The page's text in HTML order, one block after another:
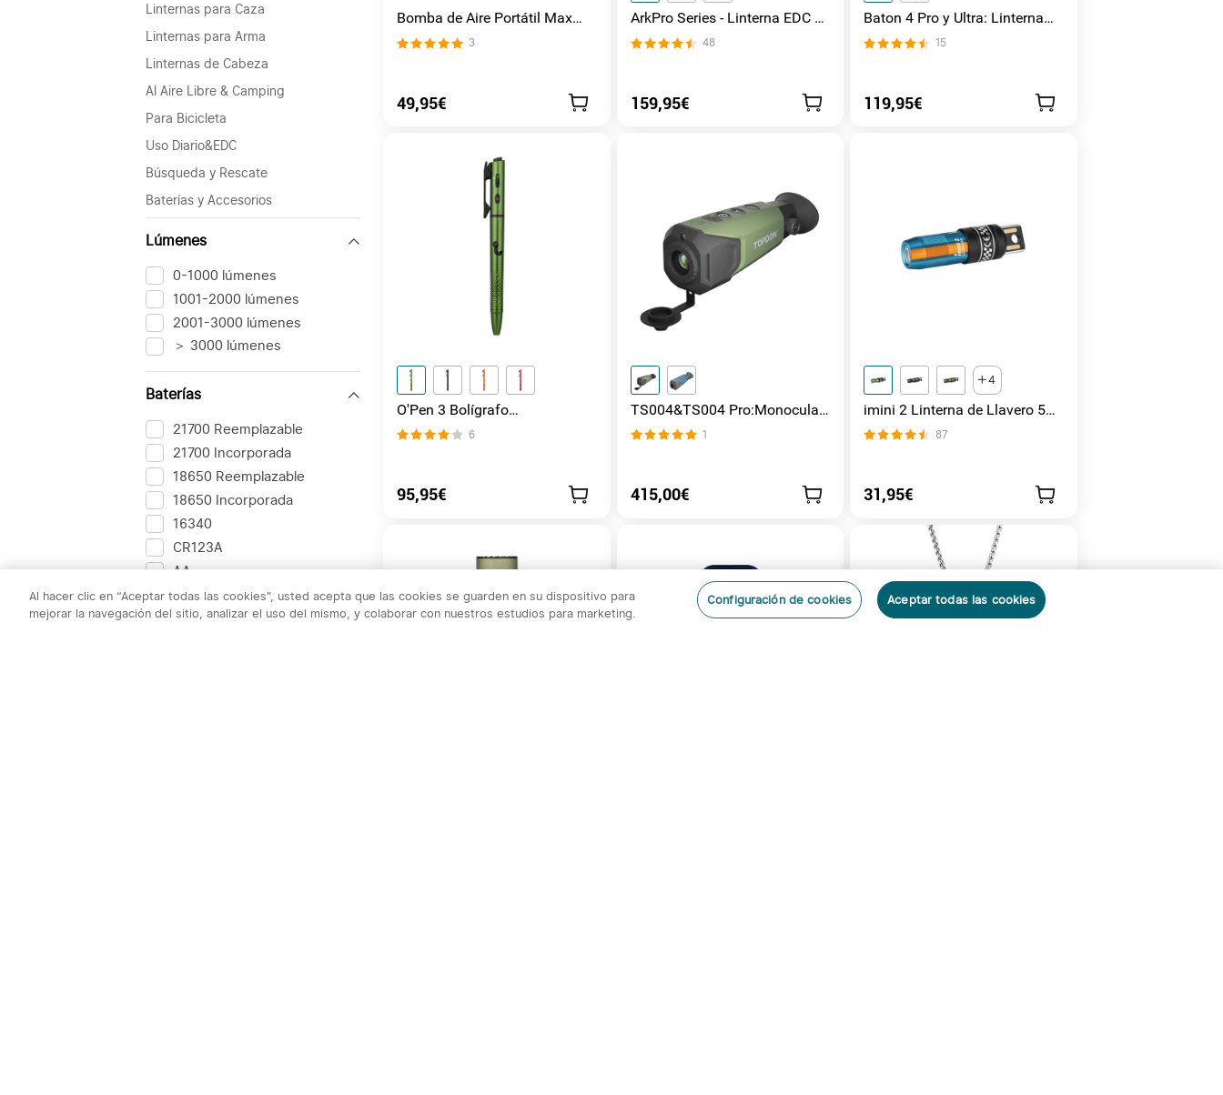
Linternas para Caza
Linternas para Arma
Linternas de Cabeza
Al Aire Libre & Camping
Para Bicicleta
Uso Diario&EDC
Búsqueda y Rescate
Baterías y Accesorios
Lúmenes
0-1000 lúmenes
1001-2000 lúmenes
2001-3000 lúmenes
＞ 3000 lúmenes
Baterías
21700 Reemplazable
21700 Incorporada
18650 Reemplazable
18650 Incorporada
16340
CR123A
AA
AAA
Otros
Ver más
Bomba de Aire Portátil Max
Pump 3 de 5 kPa con Luz para
Camping - OSelect
3
49,95€
ArkPro Series - Linterna EDC de
unibody plana con múltiples
fuentes de luz
48
159,95€
Baton 4 Pro y Ultra: Linterna
Recargable Doble Interruptor,
hasta 1800lm
15
119,95€
O'Pen 3 Bolígrafo
Multifuncional con Luz de 120
Lúmenes y Láser Verde（Clase
6
95,95€
TS004&TS004 Pro:Monocular
Térmico， 50Hz, Zoom 2-8X,
WiFi, 32GB, 10h autonomía，
1
415,00€
4
imini 2 Linterna de Llavero 50
lúmenes
87
31,95€
Al hacer clic en “Aceptar todas las cookies”, usted acepta que las cookies se guarden en su dispositivo para
mejorar la navegación del sitio, analizar el uso del mismo, y colaborar con nuestros estudios para marketing.
Configuración de cookies Aceptar todas las cookies